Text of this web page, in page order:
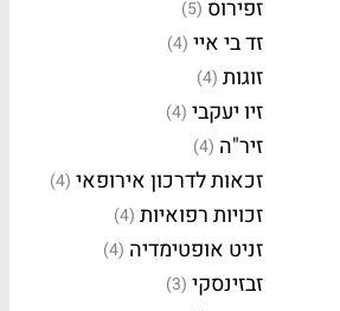
זפירוס (5)
זד בי איי (4)
זוגות (4)
זיו יעקבי (4)
זיר"ה (4)
זכאות לדרכון אירופאי (4)
זכויות רפואיות (4)
זניט אופטימדיה (4)
זבזינסקי (3)